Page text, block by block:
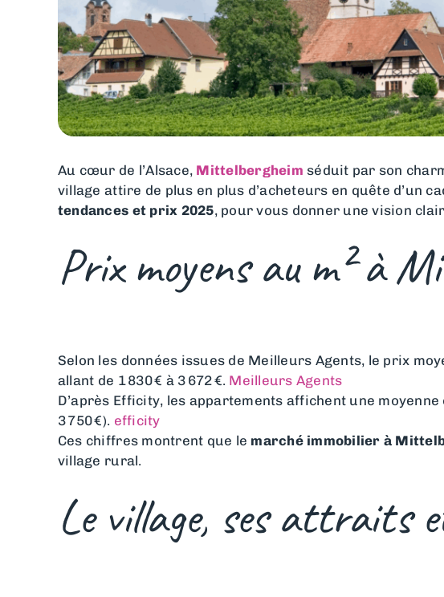
Au cœur de l’Alsace, Mittelbergheim séduit par son
village attire de plus en plus d’acheteurs en quête d’un
tendances et prix 2025, pour vous donner une vision
Prix moyens au m² à
Selon les données issues de Meilleurs Agents, le prix
allant de 1 830 € à 3 672 €. Meilleurs Agents
D’après Efficity, les appartements affichent une
3 750 €). efficity
Ces chiffres montrent que le marché immobilier à
village rural.
Le village, ses attraits